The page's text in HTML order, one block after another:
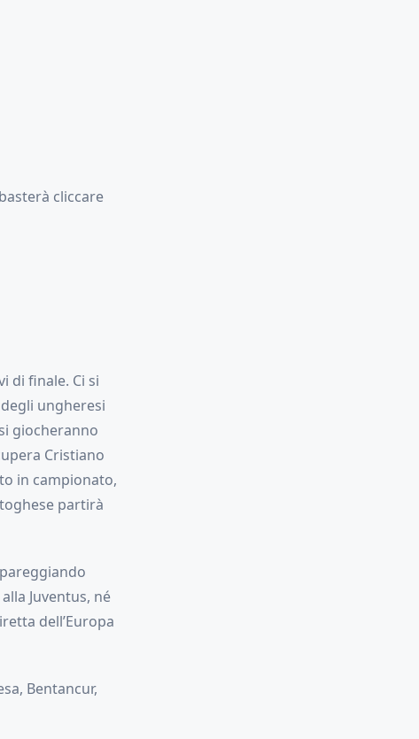
cliccare
di finale. Ci si
ungheresi
giocheranno
Cristiano
in campionato,
partirà
Juventus, né
dell’Europa
Bentancur,